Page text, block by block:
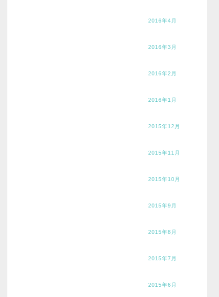
2016年4月
2016年3月
2016年2月
2016年1月
2015年12月
2015年11月
2015年10月
2015年9月
2015年8月
2015年7月
2015年6月